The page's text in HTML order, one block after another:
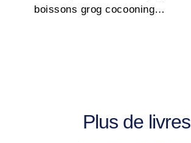
boissons grog cocooning…
Plus de livres